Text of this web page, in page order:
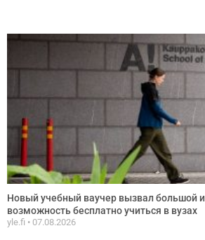
Новый учебный ваучер вызвал большой
возможность бесплатно учиться в вузах
yle.fi 07.08.2026